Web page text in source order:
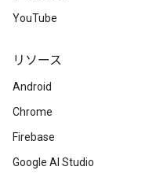
YouTube
リソース
Android
Chrome
Firebase
Google AI Studio